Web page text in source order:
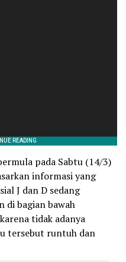
pada Sabtu (14/3)
informasi yang
J dan D sedang
di bagian bawah
tidak adanya
tersebut runtuh dan